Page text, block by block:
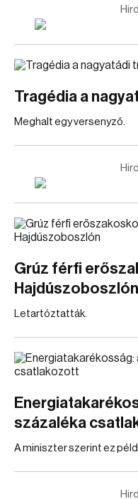
Tragédia a
Meghalt egy versenyző.
Grúz férfi
Hajdúszoboszlón
Letartóztatták.
százaléka
A miniszter szerint ez